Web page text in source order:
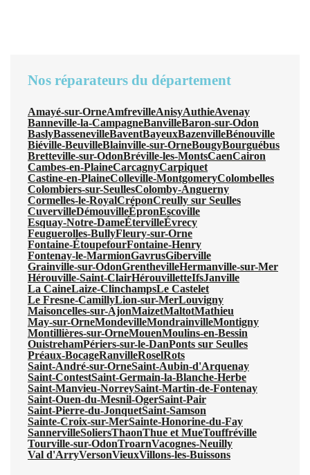
Nos réparateurs du département
Amayé-sur-OrneAmfrevilleAnisyAuthieAvenay
Banneville-la-CampagneBanvilleBaron-sur-Odon
BaslyBassenevilleBaventBayeuxBazenvilleBénouville
Biéville-BeuvilleBlainville-sur-OrneBougyBourguébus
Bretteville-sur-OdonBréville-les-MontsCaenCairon
Cambes-en-PlaineCarcagnyCarpiquet
Castine-en-PlaineColleville-MontgomeryColombelles
Colombiers-sur-SeullesColomby-Anguerny
Cormelles-le-RoyalCréponCreully sur Seulles
CuvervilleDémouvilleÉpronEscoville
Esquay-Notre-DameÉtervilleÉvrecy
Feuguerolles-BullyFleury-sur-Orne
Fontaine-ÉtoupefourFontaine-Henry
Fontenay-le-MarmionGavrusGiberville
Grainville-sur-OdonGrenthevilleHermanville-sur-Mer
Hérouville-Saint-ClairHérouvilletteIfsJanville
La CaineLaize-ClinchampsLe Castelet
Le Fresne-CamillyLion-sur-MerLouvigny
Maisoncelles-sur-AjonMaizetMaltotMathieu
May-sur-OrneMondevilleMondrainvilleMontigny
Montillières-sur-OrneMouenMoulins-en-Bessin
OuistrehamPériers-sur-le-DanPonts sur Seulles
Préaux-BocageRanvilleRoselRots
Saint-André-sur-OrneSaint-Aubin-d'Arquenay
Saint-ContestSaint-Germain-la-Blanche-Herbe
Saint-Manvieu-NorreySaint-Martin-de-Fontenay
Saint-Ouen-du-Mesnil-OgerSaint-Pair
Saint-Pierre-du-JonquetSaint-Samson
Sainte-Croix-sur-MerSainte-Honorine-du-Fay
SannervilleSoliersThaonThue et MueTouffréville
Tourville-sur-OdonTroarnVacognes-Neuilly
Val d'ArryVersonVieuxVillons-les-Buissons